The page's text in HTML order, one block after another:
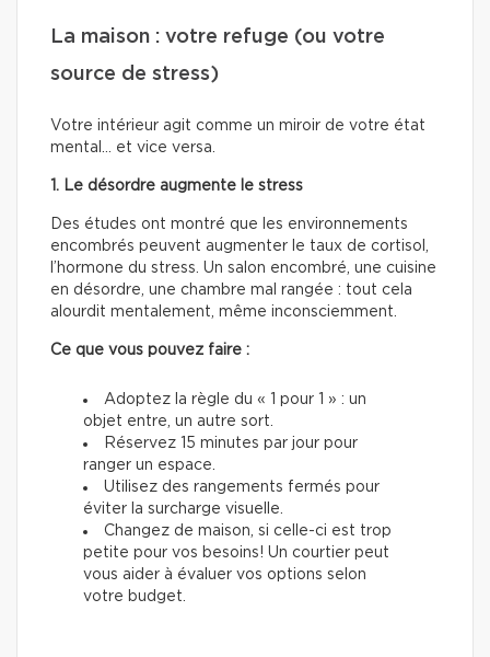
La maison : votre refuge (ou votre
source de stress)
Votre intérieur agit comme un miroir de votre état
mental… et vice versa.
1. Le désordre augmente le stress
Des études ont montré que les environnements
encombrés peuvent augmenter le taux de cortisol,
l’hormone du stress. Un salon encombré, une cuisine
en désordre, une chambre mal rangée : tout cela
alourdit mentalement, même inconsciemment.
Ce que vous pouvez faire :
Adoptez la règle du « 1 pour 1 » : un
objet entre, un autre sort.
Réservez 15 minutes par jour pour
ranger un espace.
Utilisez des rangements fermés pour
éviter la surcharge visuelle.
Changez de maison, si celle-ci est trop
petite pour vos besoins! Un courtier peut
vous aider à évaluer vos options selon
votre budget.